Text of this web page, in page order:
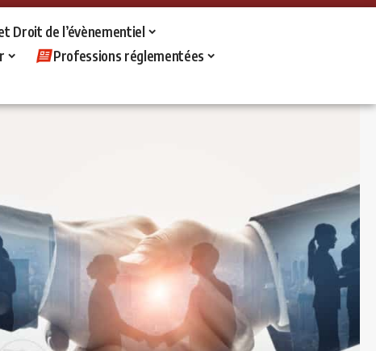
Droit de l’évènementiel
Professions réglementées